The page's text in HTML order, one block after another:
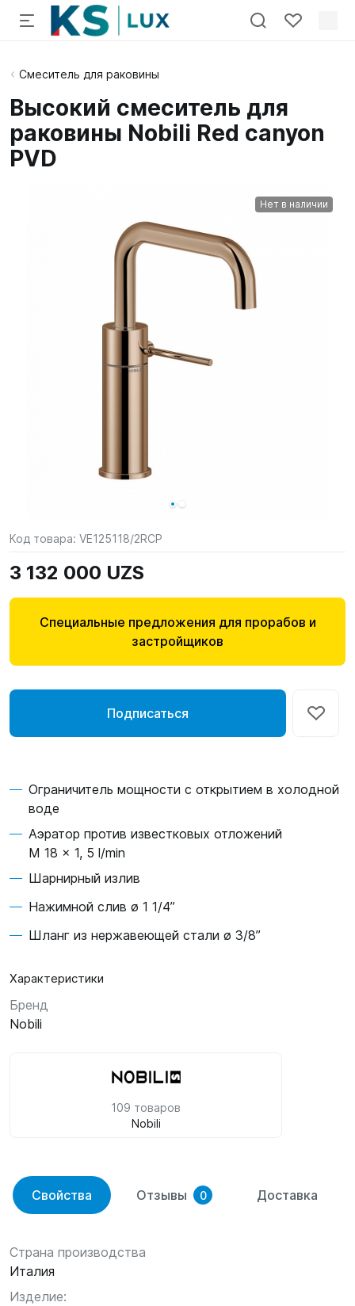
Смеситель для раковины
Высокий смеситель для
раковины Nobili Red canyon
PVD
Нет в наличии
Код товара: VE125118/2RCP
3 132 000 UZS
Специальные предложения для прорабов и
застройщиков
Подписаться
Ограничитель мощности с открытием в холодной
воде
Аэратор против известковых отложений
M 18 x 1, 5 l/min
Шарнирный излив
Нажимной слив ø 1 1/4”
Шланг из нержавеющей стали ø 3/8”
Характеристики
Бренд
Nobili
109 товаров
Nobili
Свойства Отзывы 0 Доставка
Страна производства
Италия
Изделие: